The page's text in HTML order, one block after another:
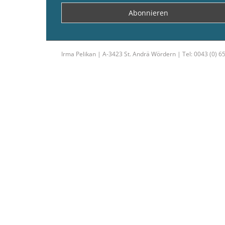
Irma Pelikan | A-3423 St. Andrä Wördern | Tel: 0043 (0)